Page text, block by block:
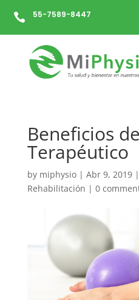
 55-7589-8447
Beneficios
Terapéutico
by miphysio| Abr 9, 2019|
Rehabilitación | 0